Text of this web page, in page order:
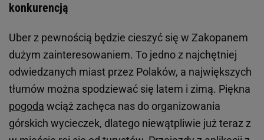
konkurencją
Uber z pewnością będzie cieszyć się w Zakopanem
dużym zainteresowaniem. To jedno z najchętniej
odwiedzanych miast przez Polaków, a największych
tłumów można spodziewać się latem i zimą. Piękna
pogoda wciąż zachęca nas do organizowania
górskich wycieczek, dlatego niewątpliwie już teraz z